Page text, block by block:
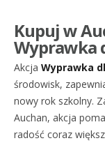
Kupuj w
Wyprawka
Akcja Wyprawka
środowisk,
nowy rok szkolny.
Auchan, akcja
radość coraz